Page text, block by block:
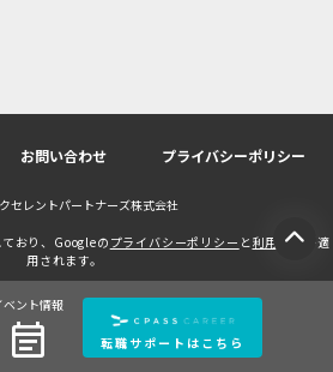
ベント情報
event_note 転職サポートはこちら
お問い合わせ プライバシーポリシー
セレントパートナーズ株式会社
おり、Googleの プライバシーポリシー と 利用規約が適
用されます。